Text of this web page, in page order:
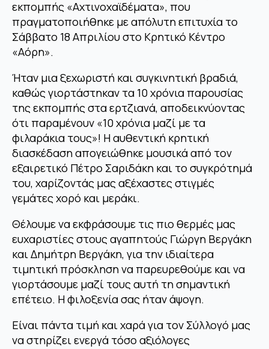
εκπομπής «Αχτινοχαϊδέματα», που
πραγματοποιήθηκε με απόλυτη επιτυχία το
Σάββατο 18 Απριλίου στο Κρητικό Κέντρο
«Αόρη».
Ήταν μια ξεχωριστή και συγκινητική βραδιά,
καθώς γιορτάστηκαν τα 10 χρόνια παρουσίας
της εκπομπής στα ερτζιανά, αποδεικνύοντας
ότι παραμένουν «10 χρόνια μαζί με τα
φιλαράκια τους»! Η αυθεντική κρητική
διασκέδαση απογειώθηκε μουσικά από τον
εξαιρετικό Πέτρο Σαριδάκη και το συγκρότημά
του, χαρίζοντάς μας αξέχαστες στιγμές
γεμάτες χορό και μεράκι.
Θέλουμε να εκφράσουμε τις πιο θερμές μας
ευχαριστίες στους αγαπητούς Γιώργη Βεργάκη
και Δημήτρη Βεργάκη, για την ιδιαίτερα
τιμητική πρόσκληση να παρευρεθούμε και να
γιορτάσουμε μαζί τους αυτή τη σημαντική
επέτειο. Η φιλοξενία σας ήταν άψογη.
Είναι πάντα τιμή και χαρά για τον Σύλλογό μας
να στηρίζει ενεργά τόσο αξιόλογες